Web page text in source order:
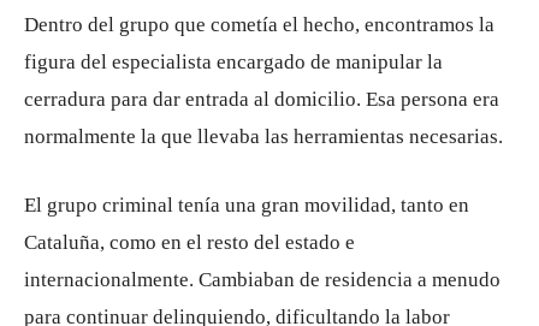
Dentro del grupo que cometía el hecho, encontramos la
figura del especialista encargado de manipular la
cerradura para dar entrada al domicilio. Esa persona era
normalmente la que llevaba las herramientas necesarias.
El grupo criminal tenía una gran movilidad, tanto en
Cataluña, como en el resto del estado e
internacionalmente. Cambiaban de residencia a menudo
para continuar delinquiendo, dificultando la labor